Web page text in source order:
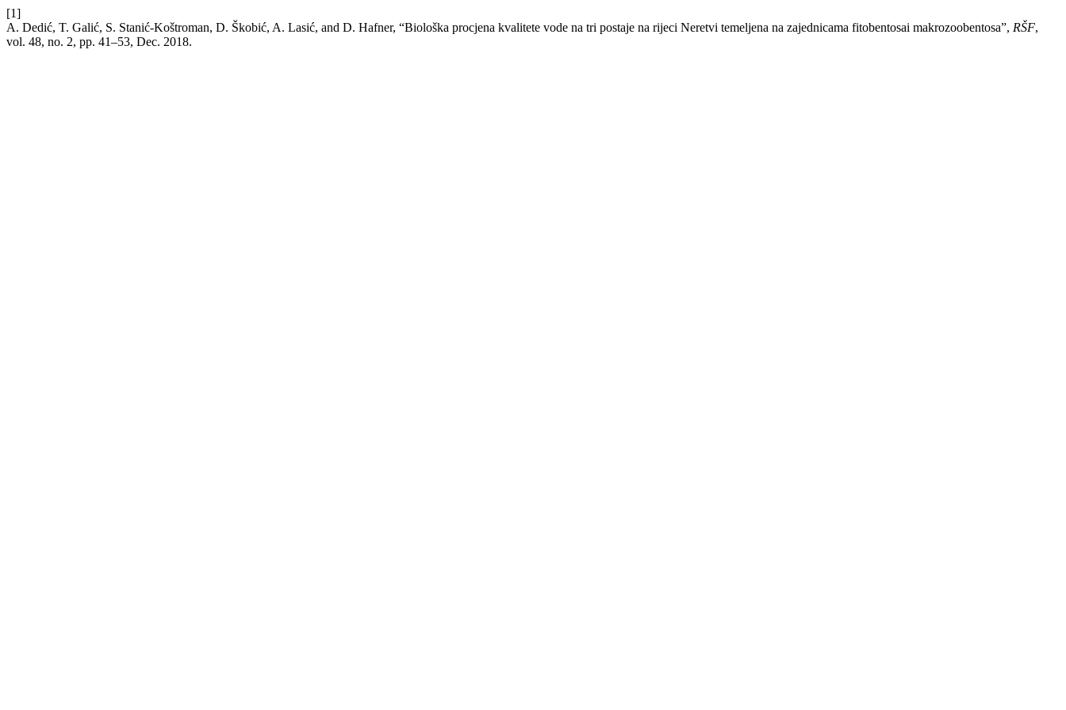
[1]
A. Dedić, T. Galić, S. Stanić-Koštroman, D. Škobić, A. Lasić, and D. Hafner, “Biološka procjena kvalitete vode na tri postaje na rijeci Neretvi temeljena na zajednicama fitobentosai makrozoobentosa”, RŠF,
vol. 48, no. 2, pp. 41–53, Dec. 2018.